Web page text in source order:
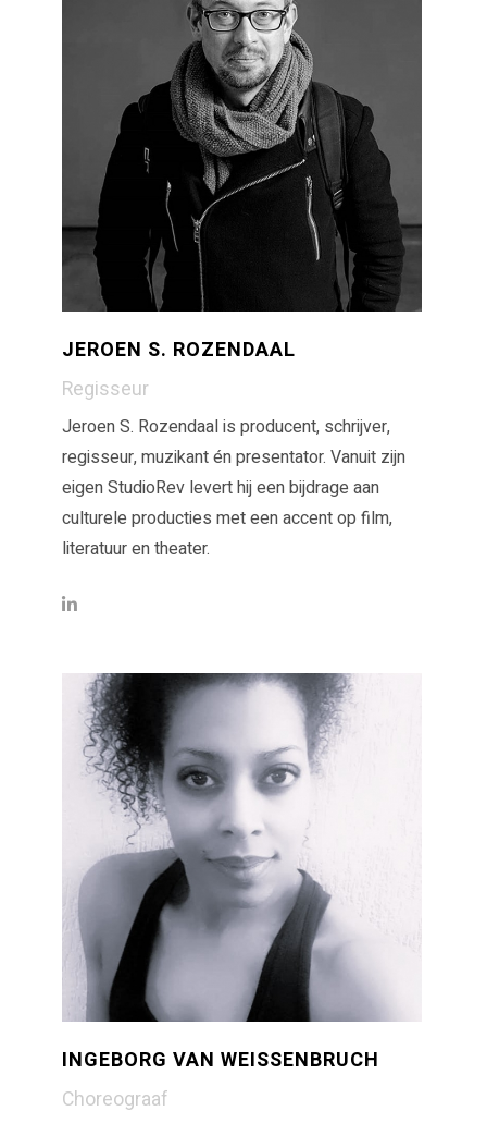
JEROEN S. ROZENDAAL
Regisseur
Jeroen S. Rozendaal is producent, schrijver,
regisseur, muzikant én presentator. Vanuit zijn
eigen StudioRev levert hij een bijdrage aan
culturele producties met een accent op film,
literatuur en theater.
INGEBORG VAN WEISSENBRUCH
Choreograaf